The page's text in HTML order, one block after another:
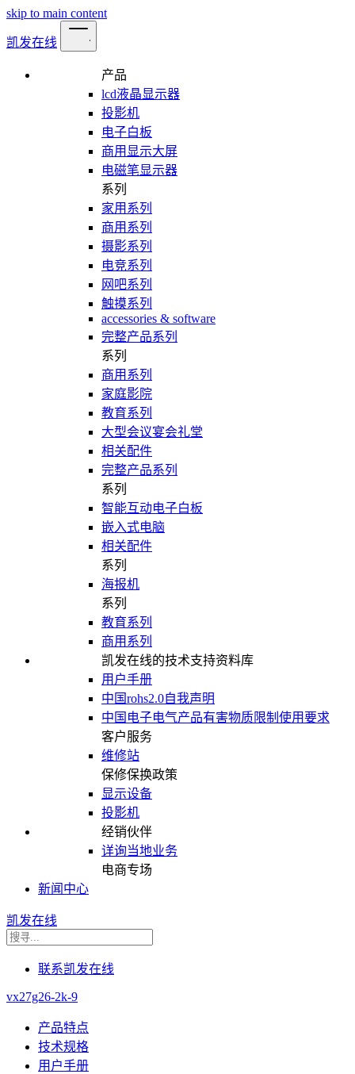
skip to main content
凯发在线
产品
lcd液晶显示器
投影机
电子白板
商用显示大屏
电磁笔显示器
系列
家用系列
商用系列
摄影系列
电竞系列
网吧系列
触摸系列
accessories & software
完整产品系列
系列
商用系列
家庭影院
教育系列
大型会议宴会礼堂
相关配件
完整产品系列
系列
智能互动电子白板
嵌入式电脑
相关配件
系列
海报机
系列
教育系列
商用系列
凯发在线的技术支持资料库
用户手册
中国rohs2.0自我声明
中国电子电气产品有害物质限制使用要求
客户服务
维修站
保修保换政策
显示设备
投影机
经销伙伴
详询当地业务
电商专场
新闻中心
凯发在线
联系凯发在线
vx27g26-2k-9
产品特点
技术规格
用户手册